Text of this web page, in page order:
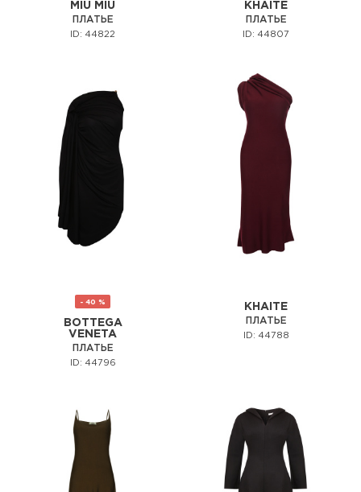
MIU MIU
ПЛАТЬЕ
ID: 44822
KHAITE
ПЛАТЬЕ
ID: 44807
- 40 %
BOTTEGA
VENETA
ПЛАТЬЕ
ID: 44796
KHAITE
ПЛАТЬЕ
ID: 44788